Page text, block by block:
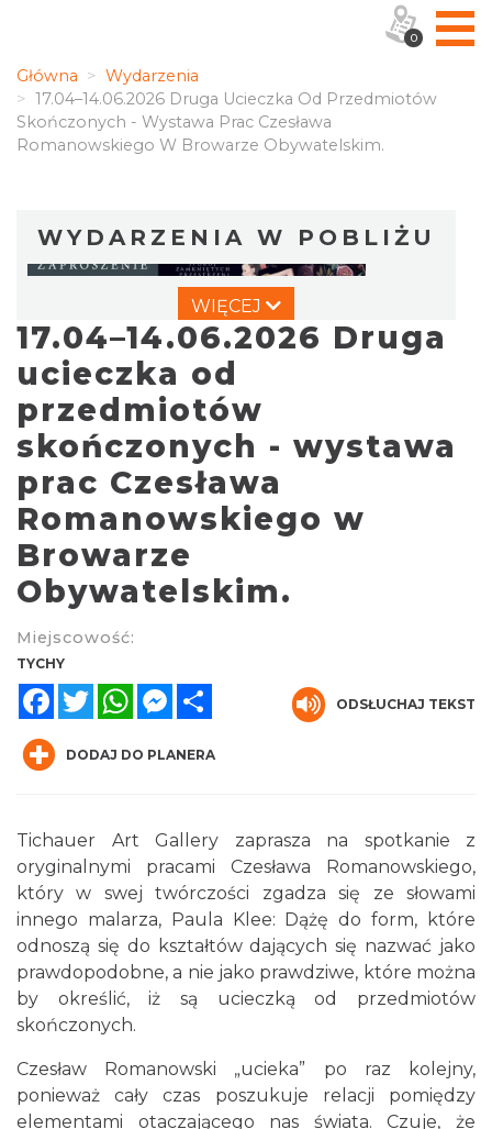
Główna
Wydarzenia
17.04–14.06.2026 Druga Ucieczka Od Przedmiotów
Skończonych - Wystawa Prac Czesława
Romanowskiego W Browarze Obywatelskim.
WYDARZENIA W POBLIŻU
Wystawa prof. Włodzimierza
Kwiatkowskiego w Tichauer Art Gallery
Tychy
0.06 km
Muzyka zespołu Metallica symfonicznie
2026
Katowice
OFF Festival 2026
Katowice
WIĘCEJ
17.04–14.06.2026 Druga
ucieczka od
przedmiotów
skończonych - wystawa
prac Czesława
Romanowskiego w
Browarze
Obywatelskim.
Miejscowość:
TYCHY
FacebookTwitterWhatsAppMessenger
ODSŁUCHAJ TEKST
DODAJ DO PLANERA
Tichauer Art Gallery zaprasza na spotkanie z
oryginalnymi pracami Czesława Romanowskiego,
który w swej twórczości zgadza się ze słowami
innego malarza, Paula Klee: Dążę do form, które
odnoszą się do kształtów dających się nazwać jako
prawdopodobne, a nie jako prawdziwe, które można
by określić, iż są ucieczką od przedmiotów
skończonych.
Czesław Romanowski „ucieka” po raz kolejny,
ponieważ cały czas poszukuje relacji pomiędzy
elementami otaczającego nas świata. Czuje, że
0